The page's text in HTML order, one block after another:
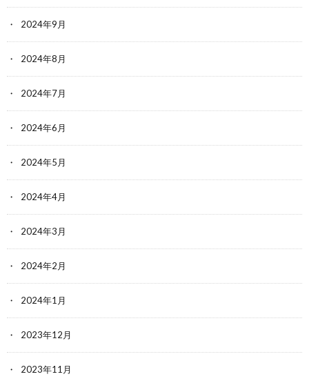
2024年9月
2024年8月
2024年7月
2024年6月
2024年5月
2024年4月
2024年3月
2024年2月
2024年1月
2023年12月
2023年11月